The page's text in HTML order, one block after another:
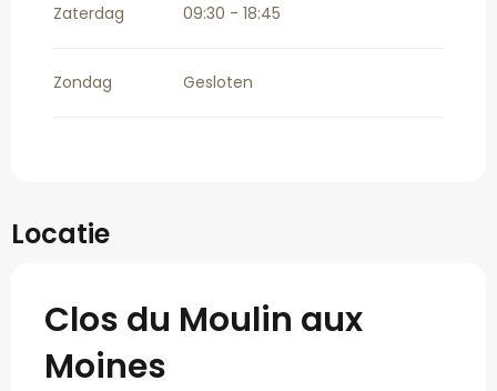
Zaterdag 09:30 - 18:45
Zondag Gesloten
Locatie
Clos du Moulin aux
Moines